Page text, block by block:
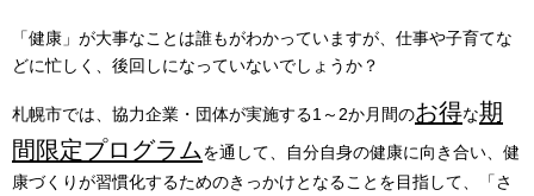
「健康」が大事なことは誰もがわかっていますが、仕事や子育てな
どに忙しく、後回しになっていないでしょうか？
札幌市では、協力企業・団体が実施する1～2か月間のお得な期
間限定プログラムを通して、自分自身の健康に向き合い、健
康づくりが習慣化するためのきっかけとなることを目指して、「さ